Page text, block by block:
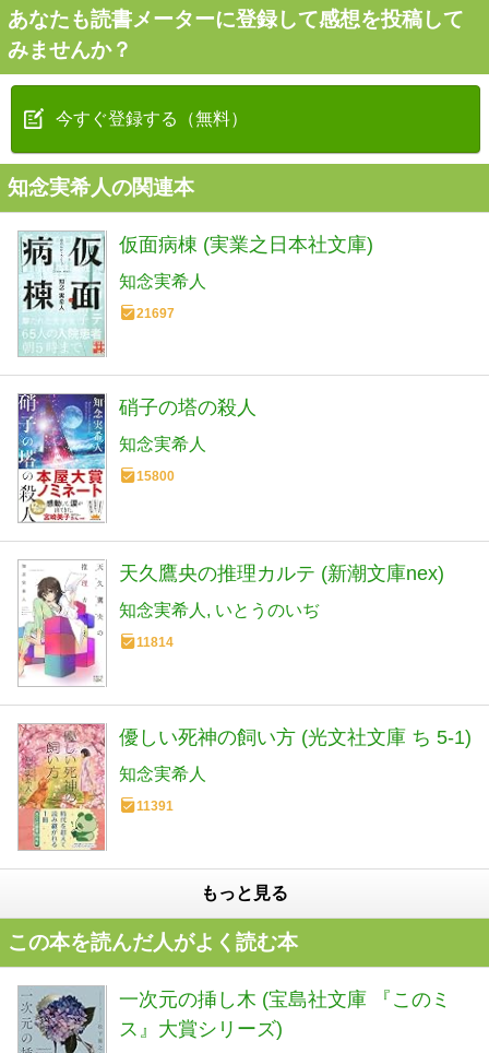
あなたも読書メーターに登録して感想を投稿して
みませんか？
今すぐ登録する（無料）
知念実希人の関連本
仮面病棟 (実業之日本社文庫)
知念実希人
21697
硝子の塔の殺人
知念実希人
15800
天久鷹央の推理カルテ (新潮文庫nex)
知念実希人 いとうのいぢ
11814
優しい死神の飼い方 (光文社文庫 ち 5-1)
知念実希人
11391
もっと見る
この本を読んだ人がよく読む本
一次元の挿し木 (宝島社文庫 『このミ
ス』大賞シリーズ)